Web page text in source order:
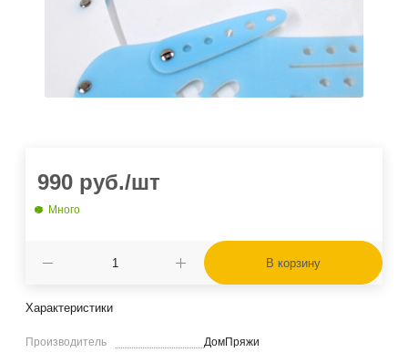
990 руб./шт
Много
В корзину
Характеристики
Производитель ДомПряжи